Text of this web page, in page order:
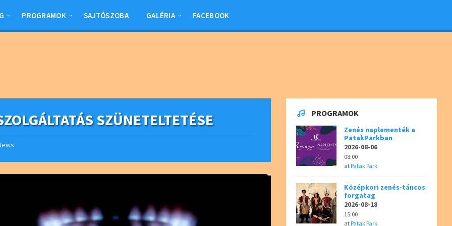
PROGRAMOK SAJTÓSZOBA GALÉRIA FACEBOOK
SZÜNETELTETÉSE PROGRAMOK
Zenés naplementék a
PatakParkban
2026-08-06
08:00
atPatak Park
Középkori zenés-táncos
forgatag
2026-08-18
15:00
atPatak Park